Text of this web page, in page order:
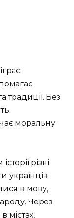
традиції. Без
моральну
різні
українців
в мову,
Через
містах,